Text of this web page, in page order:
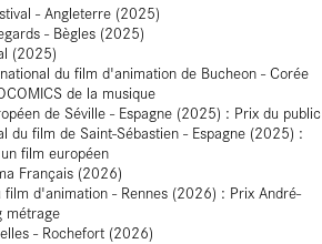
- Angleterre (2025)
- Bègles (2025)
(2025)
du film d'animation de Bucheon - Corée
de la musique
de Séville - Espagne (2025) : Prix du public
du film de Saint-Sébastien - Espagne (2025) :
film européen
Français (2026)
film d'animation - Rennes (2026) : Prix André-
métrage
- Rochefort (2026)